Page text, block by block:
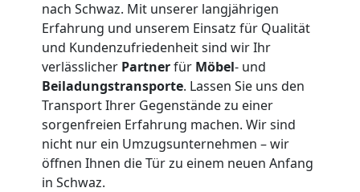
nach Schwaz. Mit unserer langjährigen
Erfahrung und unserem Einsatz für Qualität
und Kundenzufriedenheit sind wir Ihr
verlässlicher Partnerfür Möbel- und
Beiladungstransporte. Lassen Sie uns den
Transport Ihrer Gegenstände zu einer
sorgenfreien Erfahrung machen. Wir sind
nicht nur ein Umzugsunternehmen – wir
öffnen Ihnen die Tür zu einem neuen Anfang
in Schwaz.
Senioren
Wiener
Neustadt